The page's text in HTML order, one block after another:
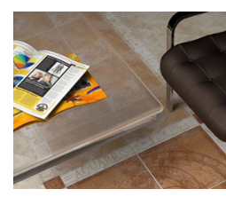
При выборе любой
только цвет и
износостойкость. Как
износостойкость
керамогранита?